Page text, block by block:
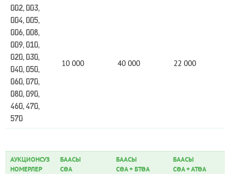
002, 003,
004, 005,
006, 008,
009, 010,
020, 030,
040, 050,
060, 070,
080, 090,
460, 470,
570
10 000 40 000 22 000
АУКЦИОНСУЗ
НОМЕРЛЕР
БААСЫ
СӨА
БААСЫ
СӨА+БТӨА
БААСЫ
СӨА+АТӨА